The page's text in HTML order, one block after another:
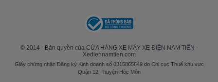
© 2014 - Bản quyền của CỬA HÀNG XE MÁY XE ĐIỆN NAM TIẾN -
Xediennamtien.com
Giấy chứng nhận Đăng ký Kinh doanh số 0315865649 do Chi cục Thuế khu vực
Quận 12 - huyện Hóc Môn